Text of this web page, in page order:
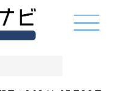
(SE)(一覧)